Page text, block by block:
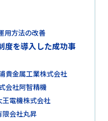
用方法の改善
度を導入した成功事
貴金属工業株式会社
会社阿智精機
王電機株式会社
限会社丸昇